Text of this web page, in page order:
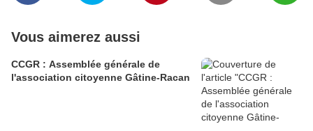
Vous aimerez aussi
CCGR : Assemblée générale de
l'association citoyenne Gâtine-Racan